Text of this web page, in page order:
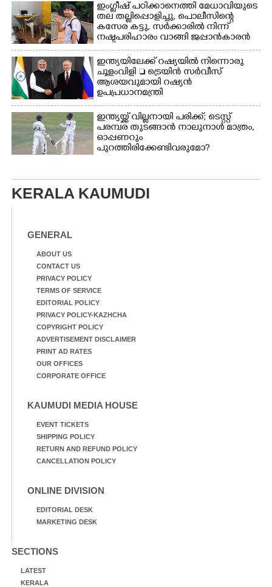
ഇംഗ്ളീഷ് പഠിക്കാനെത്തി മേധാവിയുടെ
തല തല്ലിപ്പൊളിച്ചു, പൊലീസിന്റെ
കസേര കട്ടു, സർക്കാരിൽ നിന്ന്
നഷ്ടപരിഹാരം വാങ്ങി ജപ്പാൻകാരൻ
ഇന്ത്യയിലേക്ക് റഷ്യയിൽ നിന്നൊരു
ചൂളംവിളി  ട്രെയിൻ സർവീസ്
ആശയവുമായി റഷ്യൻ
ഉപപ്രധാനമന്ത്രി
ഇന്ത്യയ്ക്ക് വില്ലനായി പരിക്ക്; ടെസ്റ്റ്
പരമ്പര തുടങ്ങാൻ നാലുനാൾ മാത്രം,​
ഓപ്പണറും
പുറത്തിരിക്കേണ്ടിവരുമോ?​
KERALA KAUMUDI
GENERAL
ABOUT US
CONTACT US
PRIVACY POLICY
TERMS OF SERVICE
EDITORIAL POLICY
PRIVACY POLICY-KAZHCHA
COPYRIGHT POLICY
ADVERTISEMENT DISCLAIMER
PRINT AD RATES
OUR OFFICES
CORPORATE OFFICE
KAUMUDI MEDIA HOUSE
EVENT TICKETS
SHIPPING POLICY
RETURN AND REFUND POLICY
CANCELLATION POLICY
ONLINE DIVISION
EDITORIAL DESK
MARKETING DESK
SECTIONS
LATEST
KERALA